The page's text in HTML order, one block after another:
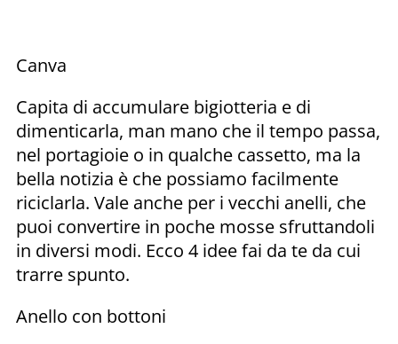
Canva
Capita di accumulare bigiotteria e di
dimenticarla, man mano che il tempo passa,
nel portagioie o in qualche cassetto, ma la
bella notizia è che possiamo facilmente
riciclarla. Vale anche per i vecchi anelli, che
puoi convertire in poche mosse sfruttandoli
in diversi modi. Ecco 4 idee fai da te da cui
trarre spunto.
Anello con bottoni